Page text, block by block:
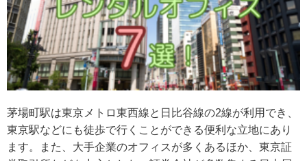
茅場町駅は東京メトロ東西線と日比谷線の2線が利用でき、
東京駅などにも徒歩で行くことができる便利な立地にあり
ます。また、大手企業のオフィスが多くあるほか、東京証